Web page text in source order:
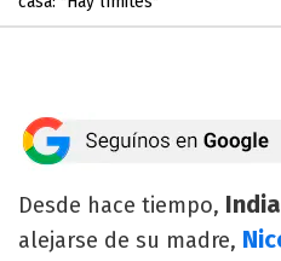
Desde hace tiempo,
alejarse de su madre,